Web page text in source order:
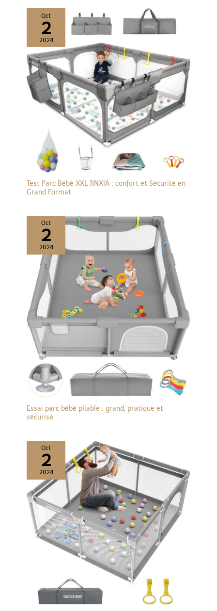
Oct
2
2024
Test Parc Bébé XXL JINXIA : confort et Sécurité en
Grand Format
Oct
2
2024
Essai parc bébé pliable : grand, pratique et
sécurisé
Oct
2
2024